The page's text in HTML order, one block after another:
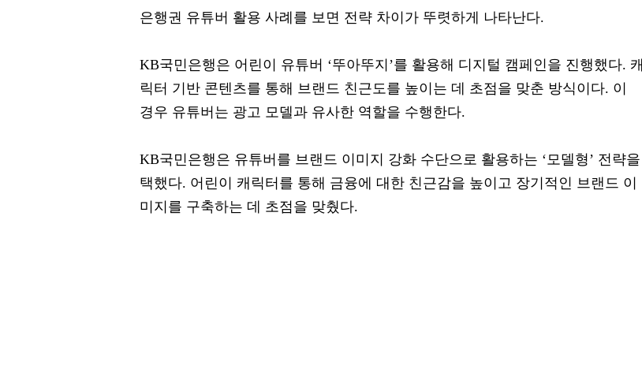
은행권 유튜버 활용 사례를 보면 전략 차이가 뚜렷하게 나타난다.
KB국민은행은 어린이 유튜버 ‘뚜아뚜지’를 활용해 디지털 캠페인을 진행했다. 캐
릭터 기반 콘텐츠를 통해 브랜드 친근도를 높이는 데 초점을 맞춘 방식이다. 이
경우 유튜버는 광고 모델과 유사한 역할을 수행한다.
KB국민은행은 유튜버를 브랜드 이미지 강화 수단으로 활용하는 ‘모델형’ 전략을
택했다. 어린이 캐릭터를 통해 금융에 대한 친근감을 높이고 장기적인 브랜드 이
미지를 구축하는 데 초점을 맞췄다.